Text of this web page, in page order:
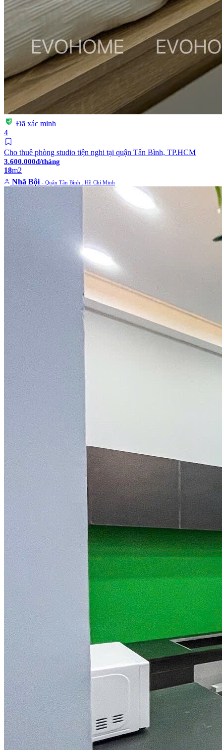
Đã xác minh
4
Cho thuê phòng studio tiện nghi tại quận Tân Bình, TP.HCM
3.600.000đ/tháng
18m2
Nhã Bội - Quận Tân Bình . Hồ Chí Minh